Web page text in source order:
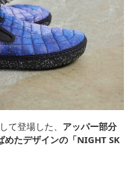
て登場した、 アッパー部分
めたデザインの「NIGHT SK